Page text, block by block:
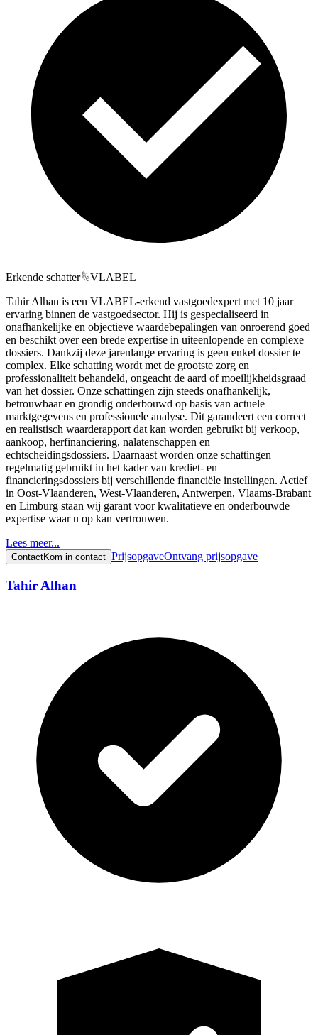
Erkende schatter
VLABEL
Tahir Alhan is een VLABEL-erkend vastgoedexpert met 10 jaar
ervaring binnen de vastgoedsector. Hij is gespecialiseerd in
onafhankelijke en objectieve waardebepalingen van onroerend goed
en beschikt over een brede expertise in uiteenlopende en complexe
dossiers. Dankzij deze jarenlange ervaring is geen enkel dossier te
complex. Elke schatting wordt met de grootste zorg en
professionaliteit behandeld, ongeacht de aard of moeilijkheidsgraad
van het dossier. Onze schattingen zijn steeds onafhankelijk,
betrouwbaar en grondig onderbouwd op basis van actuele
marktgegevens en professionele analyse. Dit garandeert een correct
en realistisch waarderapport dat kan worden gebruikt bij verkoop,
aankoop, herfinanciering, nalatenschappen en
echtscheidingsdossiers. Daarnaast worden onze schattingen
regelmatig gebruikt in het kader van krediet- en
financieringsdossiers bij verschillende financiële instellingen. Actief
in Oost-Vlaanderen, West-Vlaanderen, Antwerpen, Vlaams-Brabant
en Limburg staan wij garant voor kwalitatieve en onderbouwde
expertise waar u op kan vertrouwen.
Lees meer...
ContactKom in contact PrijsopgaveOntvang prijsopgave
Tahir Alhan